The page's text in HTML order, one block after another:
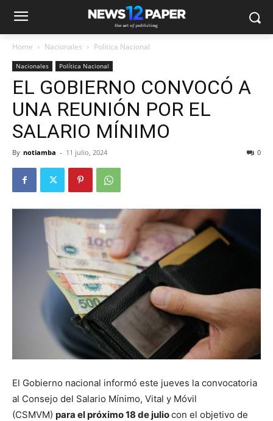
Home Nacionales Política Nacional
Nacionales Política Nacional
EL GOBIERNO CONVOCÓ A
UNA REUNIÓN POR EL
SALARIO MÍNIMO
By notiamba - 11 julio, 2024 0
El Gobierno nacional informó este jueves la convocatoria
al Consejo del Salario Mínimo, Vital y Móvil
(CSMVM) para el próximo 18 de juliocon el objetivo de